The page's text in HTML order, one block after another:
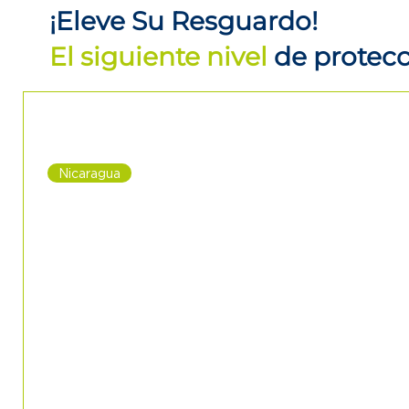
Nicaragua
¡Eleve Su Resguardo!
El siguiente nivel de